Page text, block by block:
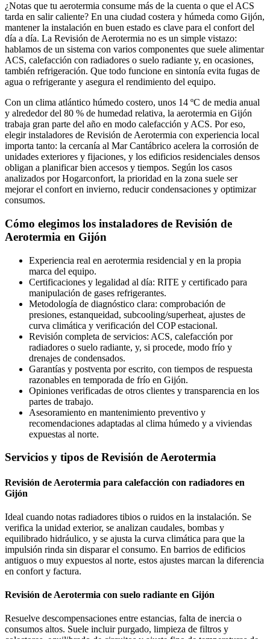
¿Notas que tu aerotermia consume más de la cuenta o que el ACS
tarda en salir caliente? En una ciudad costera y húmeda como Gijón,
mantener la instalación en buen estado es clave para el confort del
día a día. La Revisión de Aerotermia no es un simple vistazo:
hablamos de un sistema con varios componentes que suele alimentar
ACS, calefacción con radiadores o suelo radiante y, en ocasiones,
también refrigeración. Que todo funcione en sintonía evita fugas de
agua o refrigerante y asegura el rendimiento del equipo.
Con un clima atlántico húmedo costero, unos 14 ºC de media anual
y alrededor del 80 % de humedad relativa, la aerotermia en Gijón
trabaja gran parte del año en modo calefacción y ACS. Por eso,
elegir instaladores de Revisión de Aerotermia con experiencia local
importa tanto: la cercanía al Mar Cantábrico acelera la corrosión de
unidades exteriores y fijaciones, y los edificios residenciales densos
obligan a planificar bien accesos y tiempos. Según los casos
analizados por Hogarconfort, la prioridad en la zona suele ser
mejorar el confort en invierno, reducir condensaciones y optimizar
consumos.
Cómo elegimos los instaladores de Revisión de
Aerotermia en Gijón
Experiencia real en aerotermia residencial y en la propia
marca del equipo.
Certificaciones y legalidad al día: RITE y certificado para
manipulación de gases refrigerantes.
Metodología de diagnóstico clara: comprobación de
presiones, estanqueidad, subcooling/superheat, ajustes de
curva climática y verificación del COP estacional.
Revisión completa de servicios: ACS, calefacción por
radiadores o suelo radiante, y, si procede, modo frío y
drenajes de condensados.
Garantías y postventa por escrito, con tiempos de respuesta
razonables en temporada de frío en Gijón.
Opiniones verificadas de otros clientes y transparencia en los
partes de trabajo.
Asesoramiento en mantenimiento preventivo y
recomendaciones adaptadas al clima húmedo y a viviendas
expuestas al norte.
Servicios y tipos de Revisión de Aerotermia
Revisión de Aerotermia para calefacción con radiadores en
Gijón
Ideal cuando notas radiadores tibios o ruidos en la instalación. Se
verifica la unidad exterior, se analizan caudales, bombas y
equilibrado hidráulico, y se ajusta la curva climática para que la
impulsión rinda sin disparar el consumo. En barrios de edificios
antiguos o muy expuestos al norte, estos ajustes marcan la diferencia
en confort y factura.
Revisión de Aerotermia con suelo radiante en Gijón
Resuelve descompensaciones entre estancias, falta de inercia o
consumos altos. Suele incluir purgado, limpieza de filtros y